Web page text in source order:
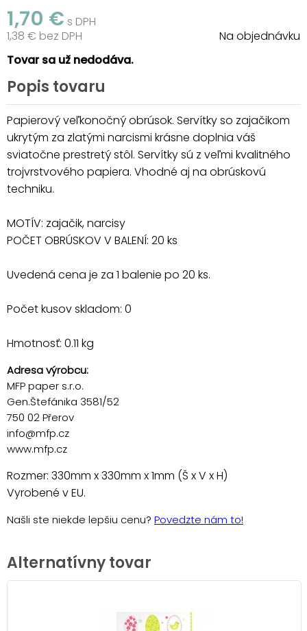
1,70 € s DPH
1,38 € bez DPH
Na objednávku
Tovar sa už nedodáva.
Popis tovaru
Papierový veľkonočný obrúsok. Servítky so zajačikom
ukrytým za zlatými narcismi krásne doplnia váš
sviatočne prestretý stôl. Servítky sú z veľmi kvalitného
trojvrstvového papiera. Vhodné aj na obrúskovú
techniku.
MOTÍV: zajačik, narcisy
POČET OBRÚSKOV V BALENÍ: 20 ks
Uvedená cena je za 1 balenie po 20 ks.
Počet kusov skladom: 0
Hmotnosť: 0.11 kg
Adresa výrobcu:
MFP paper s.r.o.
Gen.Štefánika 3581/52
750 02 Přerov
info@mfp.cz
www.mfp.cz
Rozmer: 330mm x 330mm x 1mm (Š x V x H)
Vyrobené v EU.
Našli ste niekde lepšiu cenu? Povedzte nám to!
Alternatívny tovar